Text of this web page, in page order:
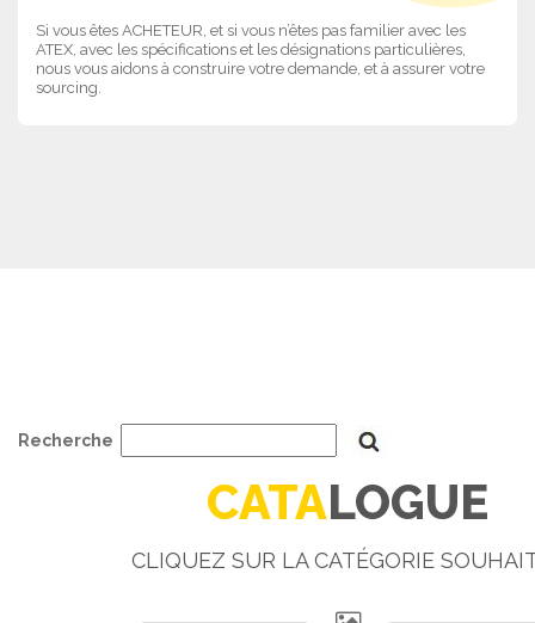
Si vous êtes ACHETEUR, et si vous n’êtes pas familier avec les
ATEX, avec les spécifications et les désignations particulières,
nous vous aidons à construire votre demande, et à assurer votre
sourcing.
Recherche
CATALOGUE
CLIQUEZ SUR LA CATÉGORIE